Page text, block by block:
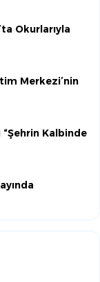
Okurlarıyla
Merkezi’nin
“Şehrin Kalbinde